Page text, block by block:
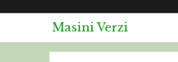
Masini Verzi